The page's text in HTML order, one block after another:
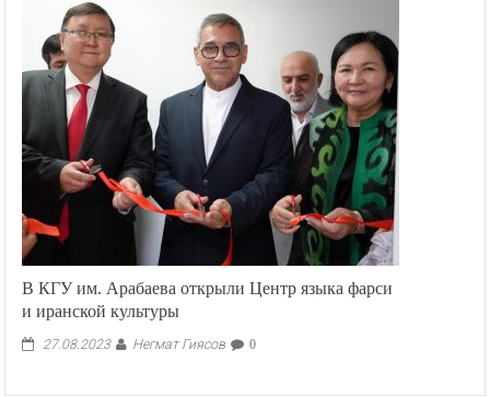
В КГУ им. Арабаева открыли Центр языка фарси
и иранской культуры
27.08.2023 Негмат Гиясов 0